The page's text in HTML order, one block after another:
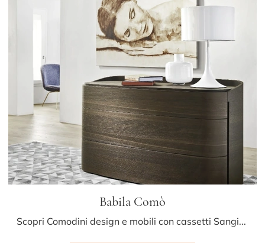
Babila Comò
Scopri Comodini design e mobili con cassetti Sangiacomo! Il modello Babila Comò realizzato in legno è la scelta ideale.